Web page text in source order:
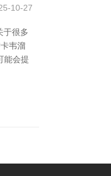
10-27
于很多
韦溜
能会提